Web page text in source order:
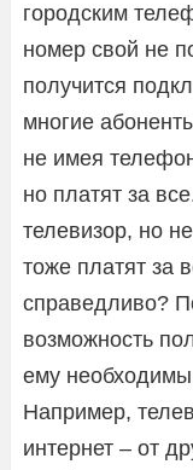
городским
номер свой не
получится
многие
не имея
но платят за
телевизор, но
тоже платят за
справедливо?
возможность
ему
Например,
интернет – от